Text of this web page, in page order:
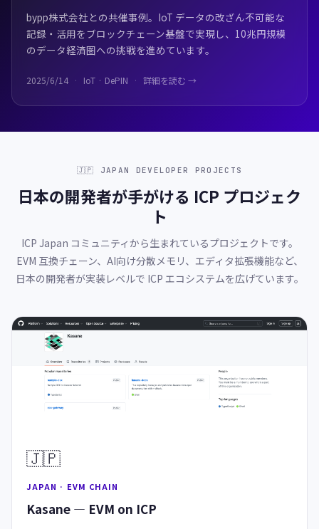
bypp株式会社との共催事例。IoT データの改ざん不可能な
記録・活用をブロックチェーン基盤で実現し、10兆円規模
のデータ経済圏への挑戦を進めています。
2025/6/14 IoT · DePIN 詳細を読む →
🇯🇵 JAPAN DEVELOPER PROJECTS
日本の開発者が手がける ICP プロジェク
ト
ICP Japan コミュニティから生まれているプロジェクトです。
EVM 互換チェーン、AI向け分散メモリ、エディタ拡張機能など、
日本の開発者が実装レベルで ICP エコシステムを広げています。
🇯🇵
JAPAN · EVM CHAIN
Kasane — EVM on ICP